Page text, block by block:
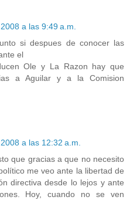
a las 9:49 a.m.
si despues de conocer las
el
Ole y La Razon hay que
a Aguilar y a la Comision
a las 12:32 a.m.
que gracias a que no necesito
me veo ante la libertad de
directiva desde lo lejos y ante
Hoy, cuando no se ven